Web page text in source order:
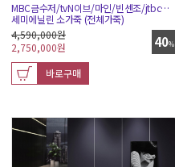
MBC금수저/tvN이브/마인/빈센조/jtbc끝내주는해결사
세미에닐린 소가죽 (전체가죽)
40%
4,590,000원
2,750,000원
바로구매